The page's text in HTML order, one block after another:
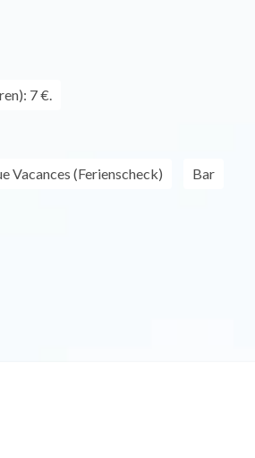
7 €.
Vacances (Ferienscheck) Bar